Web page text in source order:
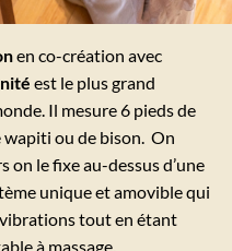
en co-création avec
est le plus grand
Il mesure 6 pieds de
wapiti ou de bison. On
on le fixe au-dessus d’une
unique et amovible qui
tout en étant
à massage,